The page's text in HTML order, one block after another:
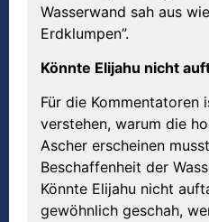
Wasserwand sah aus
Erdklumpen”.
Könnte Elijahu nicht
Für die Kommentatoren
verstehen, warum die
Ascher erscheinen
Beschaffenheit der
Könnte Elijahu nicht
gewöhnlich geschah,